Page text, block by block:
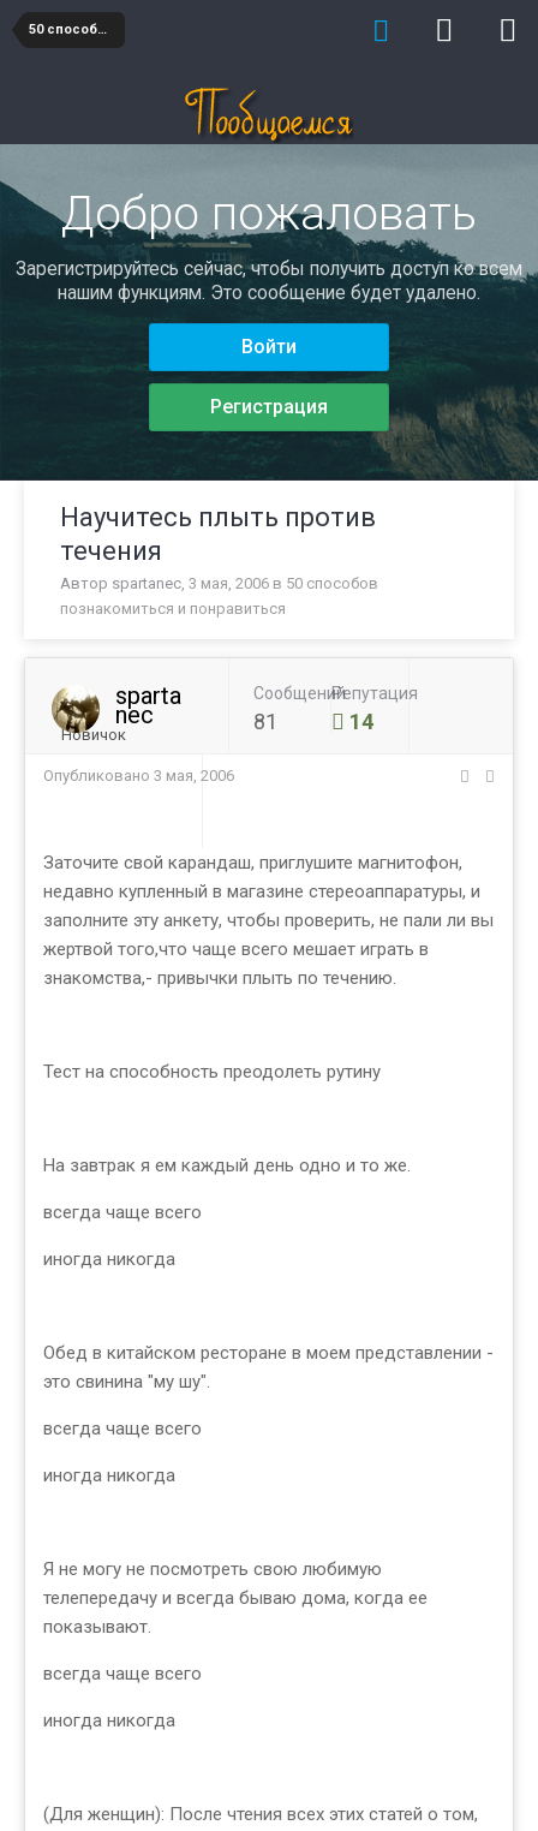
50 способов познакомиться и понравиться
Добро пожаловать
Зарегистрируйтесь сейчас, чтобы получить доступ ко всем
нашим функциям. Это сообщение будет удалено.
Войти
Регистрация
Научитесь плыть против
течения
Автор spartanec, 3 мая, 2006 в 50 способов
познакомиться и понравиться
sparta
nec
Новичок
Сообщений
81
Репутация
14
Опубликовано 3 мая, 2006
Заточите свой карандаш, приглушите магнитофон,
недавно купленный в магазине стереоаппаратуры, и
заполните эту анкету, чтобы проверить, не пали ли вы
жертвой того,что чаще всего мешает играть в
знакомства,- привычки плыть по течению.
Тест на способность преодолеть рутину
На завтрак я ем каждый день одно и то же.
всегда чаще всего
иногда никогда
Обед в китайском ресторане в моем представлении -
это свинина "му шу".
всегда чаще всего
иногда никогда
Я не могу не посмотреть свою любимую
телепередачу и всегда бываю дома, когда ее
показывают.
всегда чаще всего
иногда никогда
(Для женщин): После чтения всех этих статей о том,